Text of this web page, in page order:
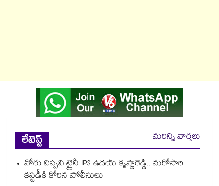
లేటెస్ట్
మరిన్ని వార్తలు
నోరు విప్పని ట్రైనీ IPS ఉదయ్ కృష్ణారెడ్డి.. మరోసారి
కస్టడీకి కోరిన పోలీసులు